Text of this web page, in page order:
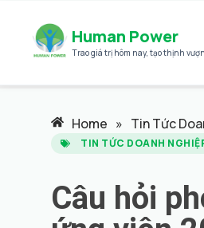
Human Power
Trao giá trị hôm nay, tạo thịnh
Home » Tin Tức
TIN TỨC DOANH
Câu hỏi